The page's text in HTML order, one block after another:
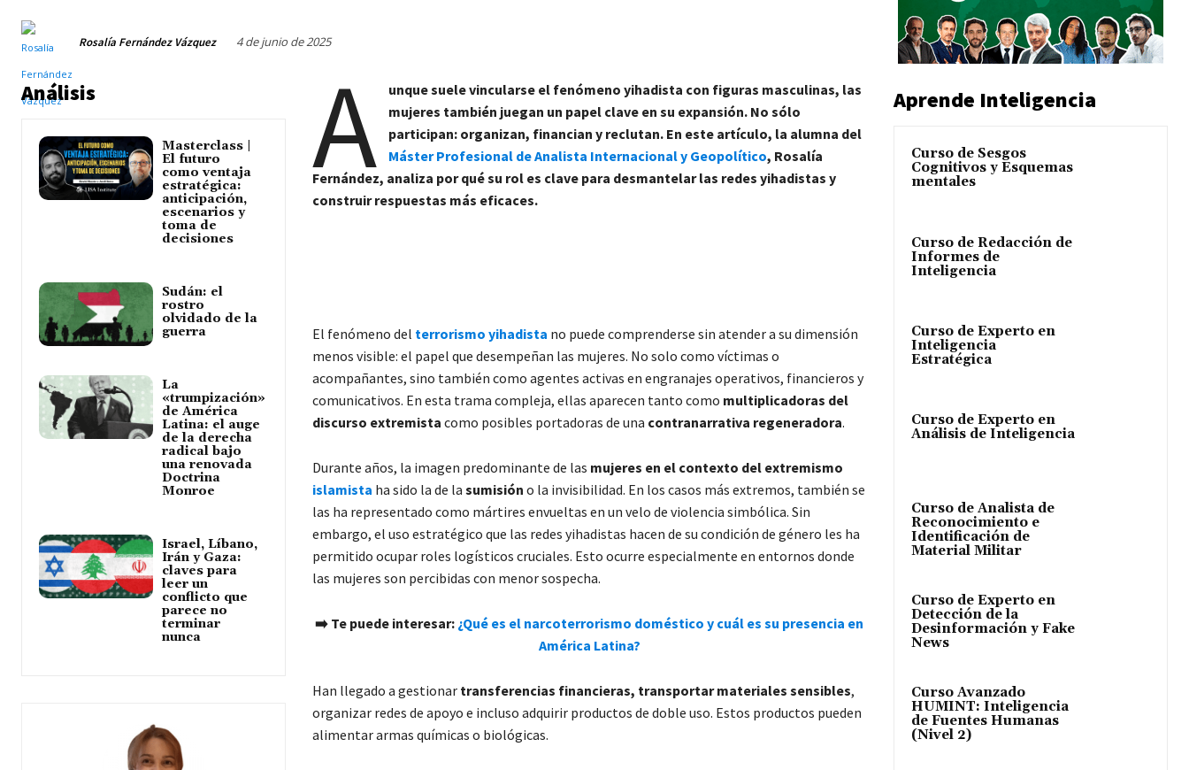
Rosalía Fernández Vázquez 4 de junio de 2025
Análisis
Masterclass |
El futuro
como ventaja
estratégica:
anticipación,
escenarios y
toma de
decisiones
Sudán: el
rostro
olvidado de la
guerra
La
«trumpización»
de América
Latina: el auge
de la derecha
radical bajo
una renovada
Doctrina
Monroe
Israel, Líbano,
Irán y Gaza:
claves para
leer un
conflicto que
parece no
terminar
nunca
A
unque suele vincularse el fenómeno yihadista con figuras masculinas, las
mujeres también juegan un papel clave en su expansión. No sólo
participan: organizan, financian y reclutan. En este artículo, la alumna del
Máster Profesional de Analista Internacional y Geopolítico, Rosalía
Fernández, analiza por qué su rol es clave para desmantelar las redes yihadistas y
construir respuestas más eficaces.
El fenómeno del terrorismo yihadista no puede comprenderse sin atender a su dimensión
menos visible: el papel que desempeñan las mujeres. No solo como víctimas o
acompañantes, sino también como agentes activas en engranajes operativos, financieros y
comunicativos. En esta trama compleja, ellas aparecen tanto como multiplicadoras del
discurso extremista como posibles portadoras de una contranarrativa regeneradora.
Durante años, la imagen predominante de las mujeres en el contexto del extremismo
islamista ha sido la de la sumisión o la invisibilidad. En los casos más extremos, también se
las ha representado como mártires envueltas en un velo de violencia simbólica. Sin
embargo, el uso estratégico que las redes yihadistas hacen de su condición de género les ha
permitido ocupar roles logísticos cruciales. Esto ocurre especialmente en entornos donde
las mujeres son percibidas con menor sospecha.
➡️ Te puede interesar: ¿Qué es el narcoterrorismo doméstico y cuál es su presencia en
América Latina?
Han llegado a gestionar transferencias financieras, transportar materiales sensibles,
organizar redes de apoyo e incluso adquirir productos de doble uso. Estos productos pueden
alimentar armas químicas o biológicas.
Aprende Inteligencia
Curso de Sesgos
Cognitivos y Esquemas
mentales
Curso de Redacción de
Informes de
Inteligencia
Curso de Experto en
Inteligencia
Estratégica
Curso de Experto en
Análisis de Inteligencia
Curso de Analista de
Reconocimiento e
Identificación de
Material Militar
Curso de Experto en
Detección de la
Desinformación y Fake
News
Curso Avanzado
HUMINT: Inteligencia
de Fuentes Humanas
(Nivel 2)